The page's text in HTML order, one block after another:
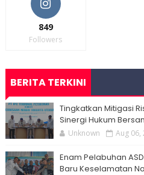
849
Followers
BERITA TERKINI
Tingkatkan Mitigasi
Sinergi Hukum
Unknown Aug 06,
Enam Pelabuhan
Baru Keselamatan